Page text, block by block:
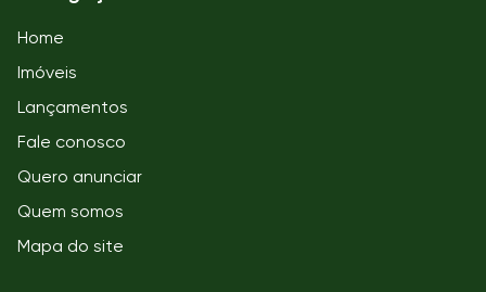
Home
Imóveis
Lançamentos
Fale conosco
Quero anunciar
Quem somos
Mapa do site